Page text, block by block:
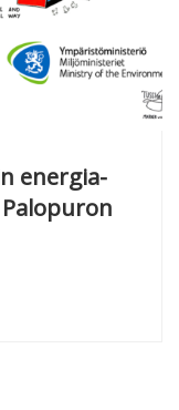
energia-